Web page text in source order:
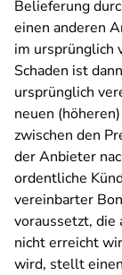
Belieferung
einen anderen
im ursprünglich
Schaden ist
ursprünglich
neuen
zwischen den
der Anbieter
ordentliche
vereinbarter
voraussetzt,
nicht erreicht
wird, stellt